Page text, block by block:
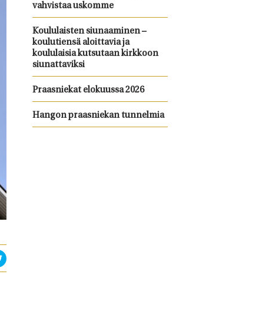
vahvistaa uskomme
Koululaisten siunaaminen –
koulutiensä aloittavia ja
koululaisia kutsutaan kirkkoon
siunattaviksi
Praasniekat elokuussa 2026
Hangon praasniekan tunnelmia